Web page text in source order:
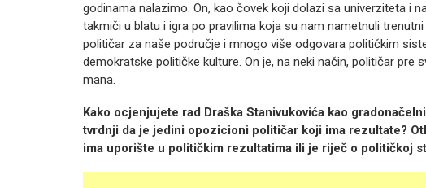
godinama nalazimo. On, kao čovek koji dolazi sa univerziteta i
takmiči u blatu i igra po pravilima koja su nam nametnuli
političar za naše područje i mnogo više odgovara političkim
demokratske političke kulture. On je, na neki način, političar pre
mana.
Kako ocjenjujete rad Draška Stanivukovića kao
tvrdnji da je jedini opozicioni političar koji ima rezultate?
ima uporište u političkim rezultatima ili je riječ o političkoj